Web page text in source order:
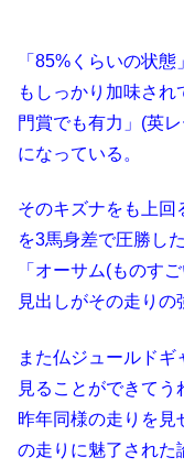
「85%くらいの状
もしっかり加味さ
門賞でも有力」(英
になっている。
そのキズナをも上回
を3馬身差で圧勝し
「オーサム(ものす
見出しがその走りの
また仏ジュールド
見ることができてう
昨年同様の走りを見
の走りに魅了された